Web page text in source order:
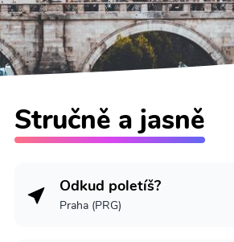
Stručně a jasně
Odkud poletíš?
Praha (PRG)